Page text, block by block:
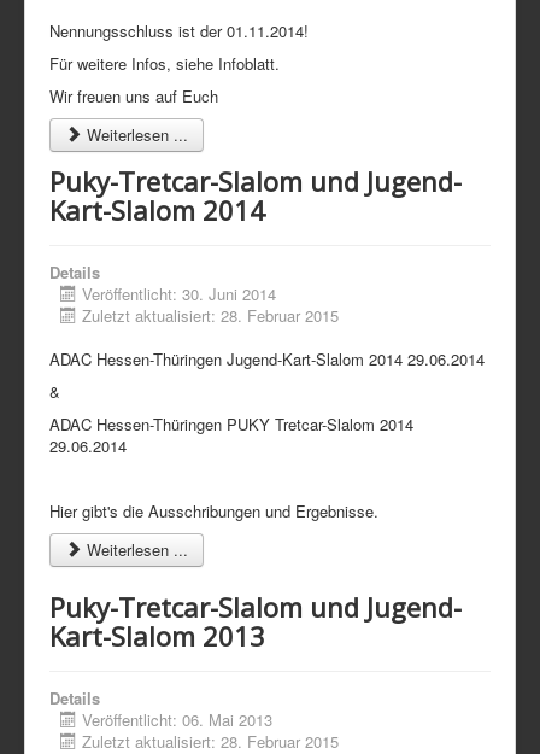
Nennungsschluss ist der 01.11.2014!
Für weitere Infos, siehe Infoblatt.
Wir freuen uns auf Euch
Weiterlesen ...
Puky-Tretcar-Slalom und Jugend-
Kart-Slalom 2014
Details
Veröffentlicht: 30. Juni 2014
Zuletzt aktualisiert: 28. Februar 2015
ADAC Hessen-Thüringen Jugend-Kart-Slalom 2014 29.06.2014
&
ADAC Hessen-Thüringen PUKY Tretcar-Slalom 2014
29.06.2014
Hier gibt's die Ausschribungen und Ergebnisse.
Weiterlesen ...
Puky-Tretcar-Slalom und Jugend-
Kart-Slalom 2013
Details
Veröffentlicht: 06. Mai 2013
Zuletzt aktualisiert: 28. Februar 2015